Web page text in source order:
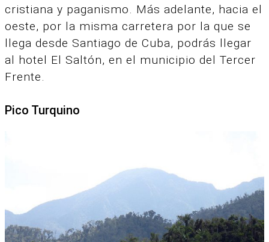
cristiana y paganismo. Más adelante, hacia el
oeste, por la misma carretera por la que se
llega desde Santiago de Cuba, podrás llegar
al hotel El Saltón, en el municipio del Tercer
Frente.
Pico Turquino